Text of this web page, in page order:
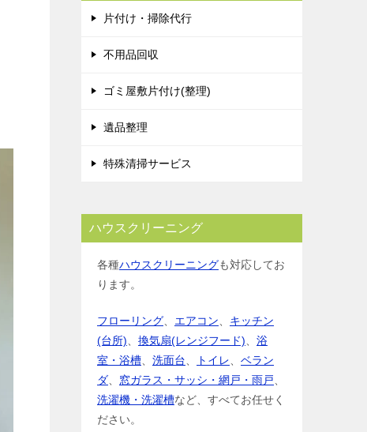
片付け・掃除代行
不用品回収
ゴミ屋敷片付け(整理)
遺品整理
特殊清掃サービス
ハウスクリーニング
各種ハウスクリーニングも対応してお
ります。
フローリング エアコン
キッチン
(台所)
換気扇(レンジフード)
浴
室・浴槽
洗面台 トイレ
ベラン
ダ
窓ガラス・サッシ・網戸・雨戸
洗濯機・洗濯槽など、すべてお任せく
ださい。